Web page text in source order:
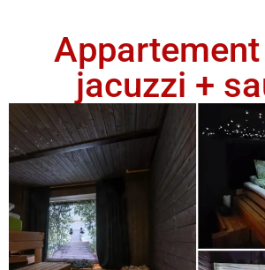
jacuzzi +